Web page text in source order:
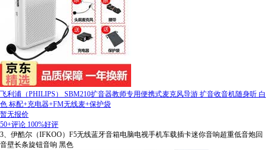
飞利浦（PHILIPS） SBM210扩音器教师专用便携式麦克风导游 扩音收音机随身听 白
色 标配+充电器+FM无线麦+保护袋
暂无报价
50+评论 100%好评
3、伊酷尔（IFKOO）F5无线蓝牙音箱电脑电视手机车载插卡迷你音响超重低音炮回
音壁长条旋钮音响 黑色